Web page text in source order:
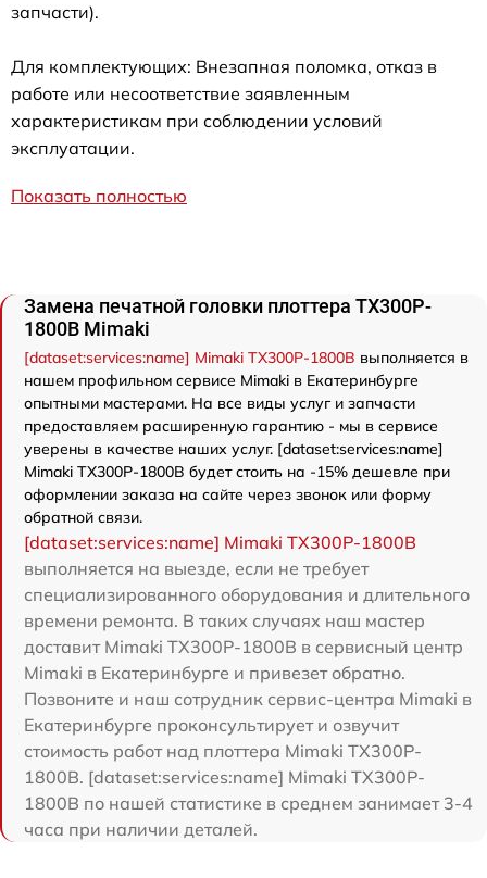
запчасти).
Для комплектующих: Внезапная поломка, отказ в
работе или несоответствие заявленным
характеристикам при соблюдении условий
эксплуатации.
Показать полностью
Замена печатной головки плоттера TX300P-
1800B Mimaki
[dataset:services:name] Mimaki TX300P-1800B выполняется в
нашем профильном сервисе Mimaki в Екатеринбурге
опытными мастерами. На все виды услуг и запчасти
предоставляем расширенную гарантию - мы в сервисе
уверены в качестве наших услуг. [dataset:services:name]
Mimaki TX300P-1800B будет стоить на -15% дешевле при
оформлении заказа на сайте через звонок или форму
обратной связи.
[dataset:services:name] Mimaki TX300P-1800B
выполняется на выезде, если не требует
специализированного оборудования и длительного
времени ремонта. В таких случаях наш мастер
доставит Mimaki TX300P-1800B в сервисный центр
Mimaki в Екатеринбурге и привезет обратно.
Позвоните и наш сотрудник сервис-центра Mimaki в
Екатеринбурге проконсультирует и озвучит
стоимость работ над плоттера Mimaki TX300P-
1800B. [dataset:services:name] Mimaki TX300P-
1800B по нашей статистике в среднем занимает 3-4
часа при наличии деталей.